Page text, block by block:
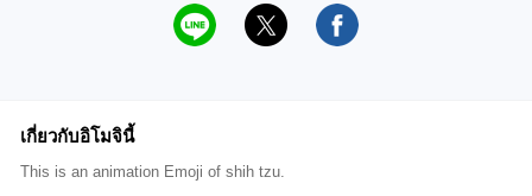
เกี่ยวกับอิโมจินี้
This is an animation Emoji of shih tzu.